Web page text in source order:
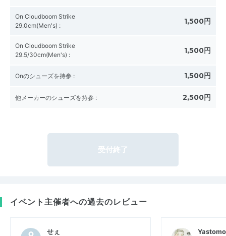
On Cloudboom Strike
29.0cm(Men's) : 1,500円
On Cloudboom Strike
29.5/30cm(Men's) : 1,500円
Onのシューズを持参 : 1,500円
他メーカーのシューズを持参 : 2,500円
受付終了
イベント主催者への過去のレビュー
せぇ Yastomo